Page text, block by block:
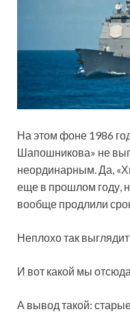
На этом фоне 1986
Шапошникова» не
неординарным. Да,
еще в прошлом году,
вообще продлили
Неплохо так
И вот какой мы
А вывод такой: